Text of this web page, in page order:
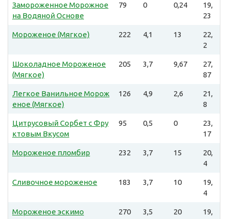
Замороженное Морожное
на Водяной Основе
79 0 0,24
19,
23
Мороженое (Мягкое) 222 4,1 13
22,
2
Шоколадное Мороженое
(Мягкое)
205 3,7 9,67
27,
87
Легкое Ванильное Морож
еное (Мягкое)
126 4,9 2,6
21,
8
Цитрусовый Сорбет с Фру
ктовым Вкусом
95 0,5 0
23,
17
Мороженое пломбир 232 3,7 15
20,
4
Сливочное мороженое 183 3,7 10
19,
4
Мороженое эскимо 270 3,5 20
19,